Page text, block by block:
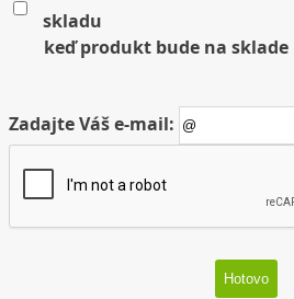
skladu
keď produkt bude na sklade
Zadajte Váš e-mail: